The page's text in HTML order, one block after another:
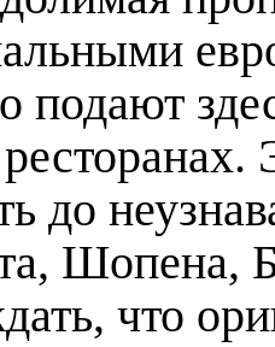
подают
до
Шопена,
что